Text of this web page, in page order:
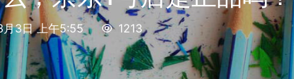
3日 上午5:55 1213